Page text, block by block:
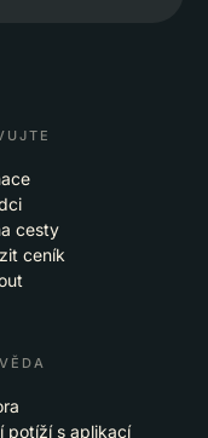
cesty
ceník
potíží s aplikací